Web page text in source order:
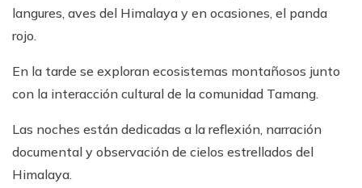
langures, aves del Himalaya y en ocasiones, el panda
rojo.
En la tarde se exploran ecosistemas montañosos junto
con la interacción cultural de la comunidad Tamang.
Las noches están dedicadas a la reflexión, narración
documental y observación de cielos estrellados del
Himalaya.